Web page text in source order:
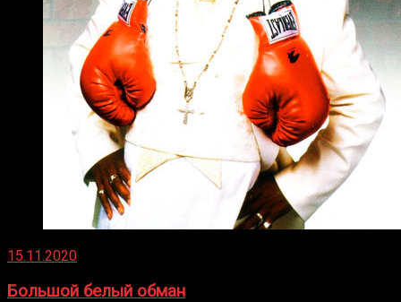
15.11.2020
Большой белый обман